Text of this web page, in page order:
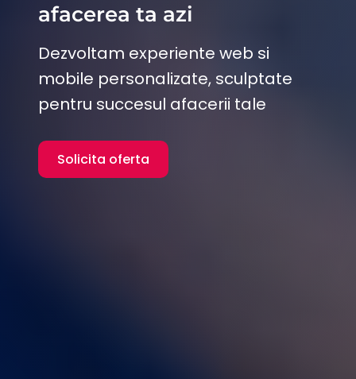
afacerea ta azi
Dezvoltam experiente web si
mobile personalizate, sculptate
pentru succesul afacerii tale
Solicita oferta